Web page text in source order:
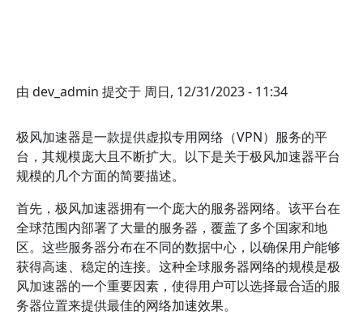
由 dev_admin 提交于 周日, 12/31/2023 - 11:34
极风加速器是一款提供虚拟专用网络（VPN）服务的平
台，其规模庞大且不断扩大。以下是关于极风加速器平台
规模的几个方面的简要描述。
首先，极风加速器拥有一个庞大的服务器网络。该平台在
全球范围内部署了大量的服务器，覆盖了多个国家和地
区。这些服务器分布在不同的数据中心，以确保用户能够
获得高速、稳定的连接。这种全球服务器网络的规模是极
风加速器的一个重要因素，使得用户可以选择最合适的服
务器位置来提供最佳的网络加速效果。